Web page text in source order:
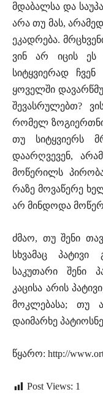
მდაბალსა და
არა თუ მას,
ეკადრება.
ვინ არ იცის ეს
სიტყვიერად
ყოველში
შევასრულებთ?
რომელ ზოგიერთნი
თუ სიტყვიერს
დაარღვევენ,
მოწერილს
რაზე მოვაწერე
არ მინდოდა
ძმაო, თუ შენი
სხვამაც პატივი
საკუთარი შენი
კაცისა არის
მოკლებასა; თუ
დაიმარხე
წყარო: http://
Post Views: 1